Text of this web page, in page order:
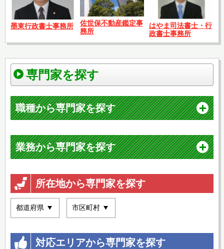
墨東行政書士事務所
佐世保不動産鑑定事
務所
はやま司法書士・行
政書士事務所
専門家を探す
職種から専門家を探す
業務から専門家を探す
所在地から専門家を探す
対応エリアから専門家を探す